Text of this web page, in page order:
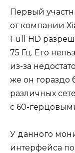
Первый
от компании
Full HD
75 Гц. Его
из-за
же он гораздо
различных
с 60-
У данного
интерфейса